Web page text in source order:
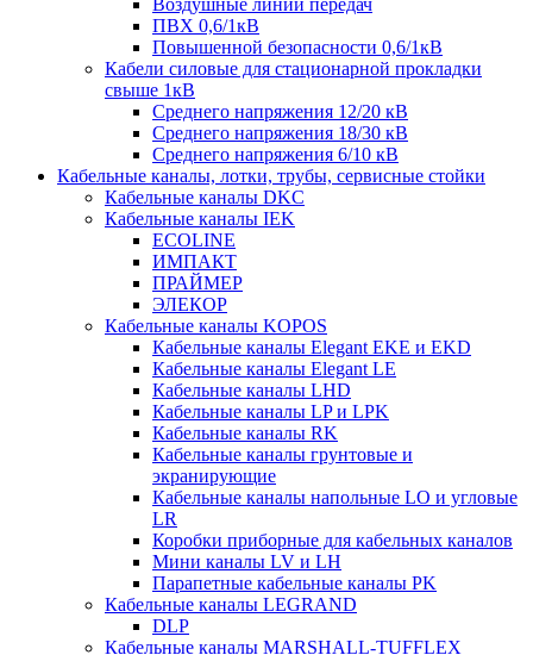
ПВХ 0,6/1кВ
Повышенной безопасности 0,6/1кВ
Кабели силовые для стационарной прокладки
свыше 1кВ
Среднего напряжения 12/20 кВ
Среднего напряжения 18/30 кВ
Среднего напряжения 6/10 кВ
Кабельные каналы, лотки, трубы, сервисные стойки
Кабельные каналы DKC
Кабельные каналы IEK
ECOLINE
ИМПАКТ
ПРАЙМЕР
ЭЛЕКОР
Кабельные каналы KOPOS
Кабельные каналы Elegant EKE и EKD
Кабельные каналы Elegant LE
Кабельные каналы LHD
Кабельные каналы LP и LPK
Кабельные каналы RK
Кабельные каналы грунтовые и
экранирующие
Кабельные каналы напольные LO и угловые
LR
Коробки приборные для кабельных каналов
Мини каналы LV и LH
Парапетные кабельные каналы PK
Кабельные каналы LEGRAND
DLP
Кабельные каналы MARSHALL-TUFFLEX